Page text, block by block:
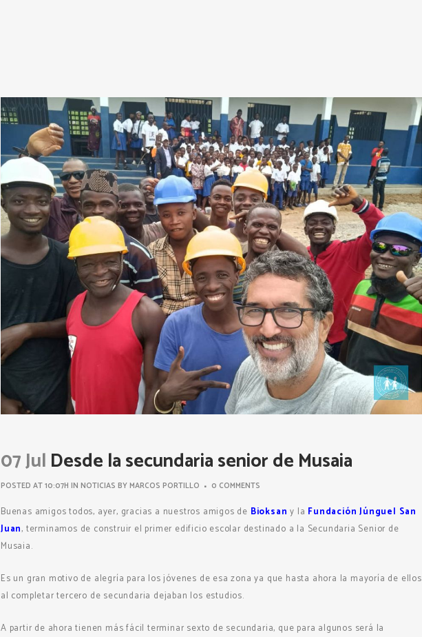
07 Jul Desde la secundaria senior de Musaia
POSTED AT 10:07H IN NOTICIAS BYMARCOS PORTILLO 0 COMMENTS
Buenas amigos todos, ayer, gracias a nuestros amigos de Bioksan y la Fundación Júnguel San
Juan, terminamos de construir el primer edificio escolar destinado a la Secundaria Senior de
Musaia.
Es un gran motivo de alegría para los jóvenes de esa zona ya que hasta ahora la mayoría de ellos
al completar tercero de secundaria dejaban los estudios.
A partir de ahora tienen más fácil terminar sexto de secundaria, que para algunos será la